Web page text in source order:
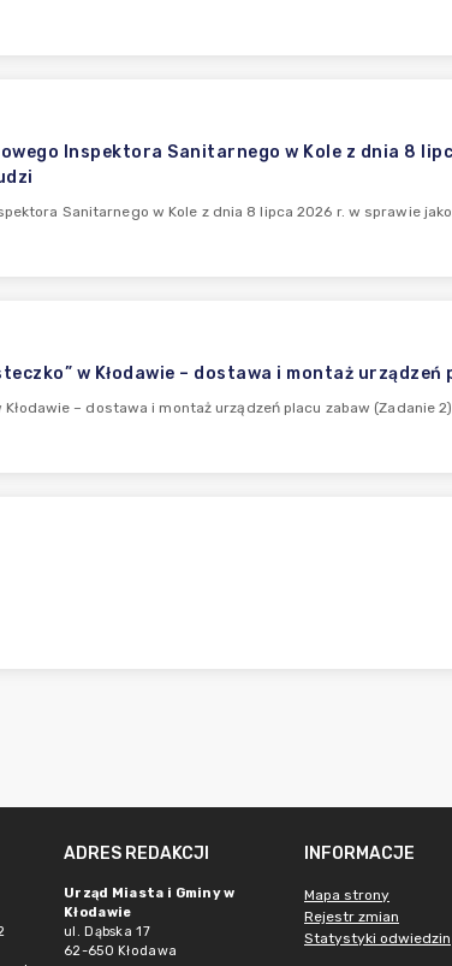
Inspektora Sanitarnego w Kole z dnia 8
Sanitarnego w Kole z dnia 8 lipca 2026 r. w sprawie
w Kłodawie – dostawa i montaż
– dostawa i montaż urządzeń placu zabaw (Zadanie 2)
ADRES REDAKCJI
Urząd Miasta i Gminy w
Kłodawie
ul. Dąbska 17
62-650 Kłodawa
INFORMACJE
Mapa strony
Rejestr zmian
Statystyki odwiedzin